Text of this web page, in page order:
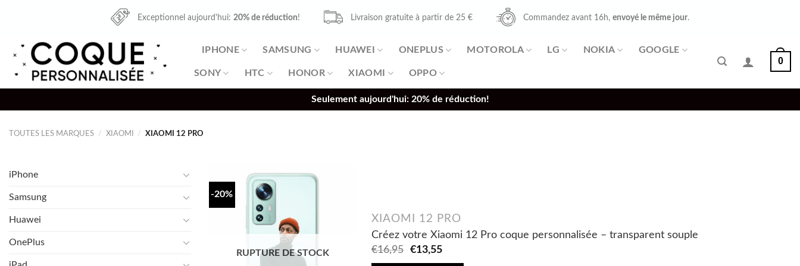
Exceptionnel aujourd'hui:20% de réduction! Livraison gratuite à partir de 25 € Commandez avant 16h, envoyé le même jour.
IPHONE SAMSUNG HUAWEI ONEPLUS MOTOROLA LG NOKIA GOOGLE
SONY HTC HONOR XIAOMI OPPO
0
Seulement aujourd'hui: 20% de réduction!
TOUTES LES MARQUES / XIAOMI / XIAOMI 12 PRO
iPhone
Samsung
Huawei
OnePlus
-20%
RUPTURE DE STOCK
XIAOMI 12 PRO
Créez votre Xiaomi 12 Pro coque personnalisée – transparent souple
€16,95
Original
€13,55Current